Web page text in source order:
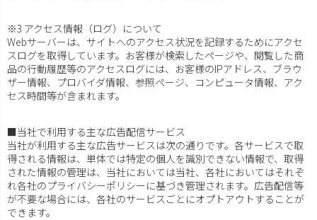
※3 アクセス情報（ログ）について
Webサーバーは、サイトへのアクセス状況を記録するためにアクセ
スログを取得しています。お客様が検索したページや、閲覧した商
品の行動履歴等のアクセスログには、お客様のIPアドレス、ブラウ
ザー情報、プロバイダ情報、参照ページ、コンピュータ情報、アク
セス時間等が含まれます。
■当社で利用する主な広告配信サービス
当社が利用する主な広告サービスは次の通りです。各サービスで取
得される情報は、単体では特定の個人を識別できない情報で、取得
された情報の管理は、当社においては当社、各社においてはそれぞ
れ各社のプライバシーポリシーに基づき管理されます。広告配信等
が不要な場合には、各社のサービスごとにオプトアウトすることが
できます。